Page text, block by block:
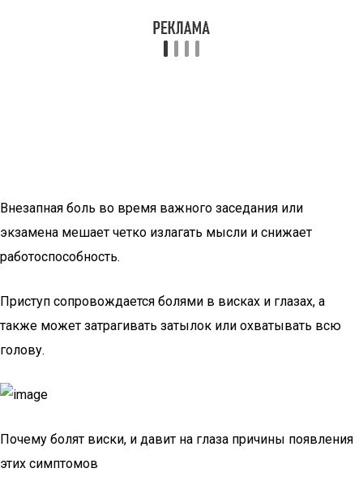
Внезапная боль во время важного заседания или
экзамена мешает четко излагать мысли и снижает
работоспособность.
Приступ сопровождается болями в висках и глазах, а
также может затрагивать затылок или охватывать всю
голову.
Почему болят виски, и давит на глаза причины появления
этих симптомов